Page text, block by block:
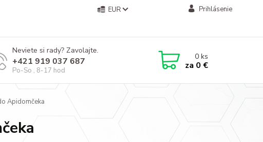
EUR Prihlásenie
Neviete si rady? Zavolajte.
+421 919 037 687
Po-So , 8-17 hod
0ks
za 0 €
Apidomčeka